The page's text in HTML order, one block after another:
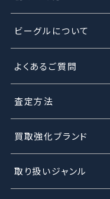
ビーグルについて
よくあるご質問
査定方法
買取強化ブランド
取り扱いジャンル